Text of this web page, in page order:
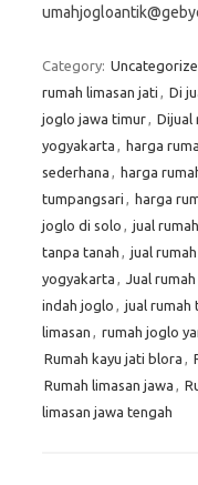
Category:
rumah limasan jati , Di
joglo jawa timur, Dijual
yogyakarta , harga
sederhana , harga
tumpangsari , harga
joglo di solo , jual
tanpa tanah , jual
yogyakarta , Jual
indah joglo , jual rumah
limasan , rumah joglo
Rumah kayu jati blora ,
Rumah limasan jawa ,
limasan jawa tengah